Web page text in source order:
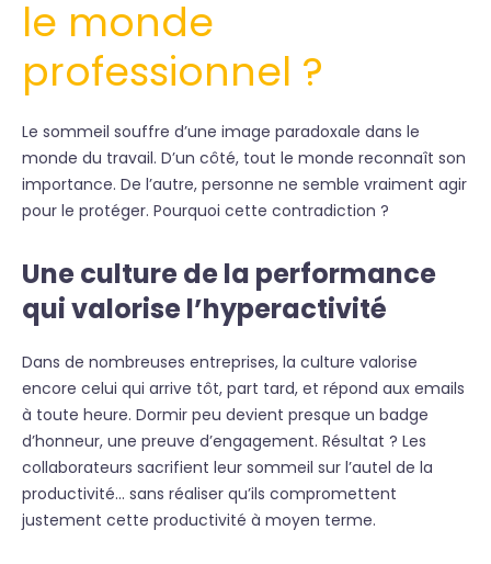
le monde
professionnel ?
Le sommeil souffre d’une image paradoxale dans le
monde du travail. D’un côté, tout le monde reconnaît son
importance. De l’autre, personne ne semble vraiment agir
pour le protéger. Pourquoi cette contradiction ?
Une culture de la performance
qui valorise l’hyperactivité
Dans de nombreuses entreprises, la culture valorise
encore celui qui arrive tôt, part tard, et répond aux emails
à toute heure. Dormir peu devient presque un badge
d’honneur, une preuve d’engagement. Résultat ? Les
collaborateurs sacrifient leur sommeil sur l’autel de la
productivité… sans réaliser qu’ils compromettent
justement cette productivité à moyen terme.